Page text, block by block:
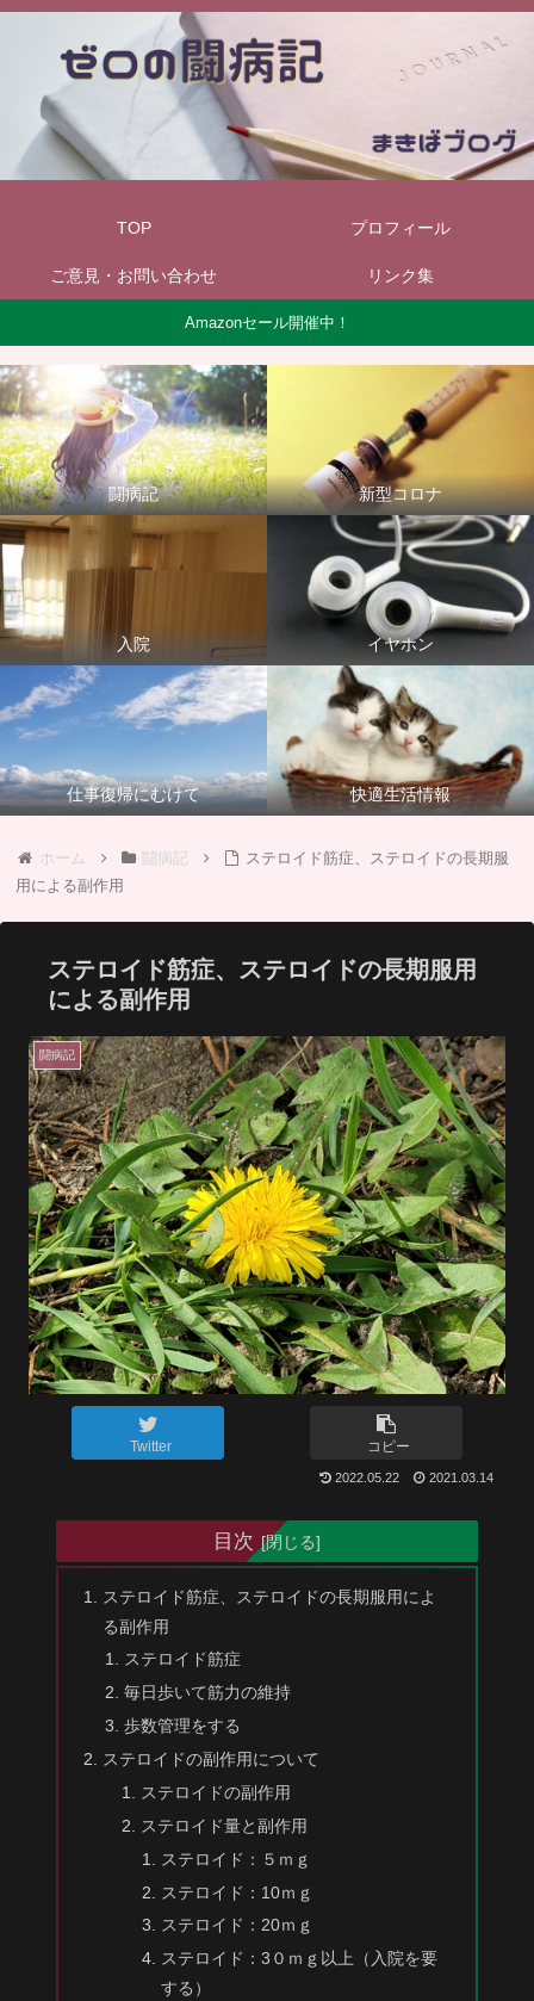
TOP プロフィール
ご意見・お問い合わせ リンク集
Amazonセール開催中！
闘病記 新型コロナ
入院 イヤホン
仕事復帰にむけて 快適生活情報
ホーム 闘病記
ステロイド筋症、ステロイドの長期服
用による副作用
ステロイド筋症、ステロイドの長期服用
による副作用
闘病記
Twitter コピー
2022.05.22 2021.03.14
目次
ステロイド筋症、ステロイドの長期服用によ
る副作用
ステロイド筋症
毎日歩いて筋力の維持
歩数管理をする
ステロイドの副作用について
ステロイドの副作用
ステロイド量と副作用
ステロイド：５ｍｇ
ステロイド：10ｍｇ
ステロイド：20ｍｇ
ステロイド：3０ｍｇ以上（入院を要
する）